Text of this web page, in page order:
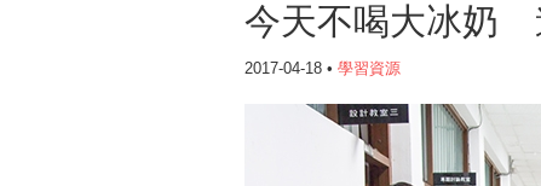
今天不喝大冰奶
2017-04-18 • 學習資源